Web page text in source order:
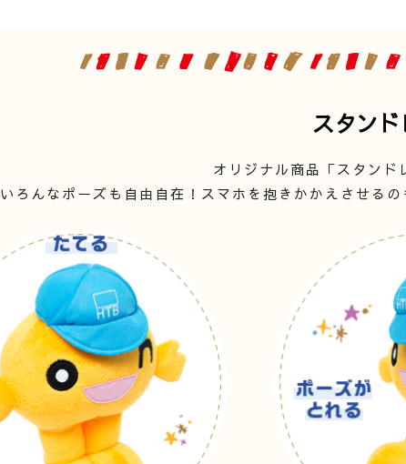
スタン
オリジナル商品「スタンド
いろんなポーズも自由自在！スマホを抱きかかえさせる